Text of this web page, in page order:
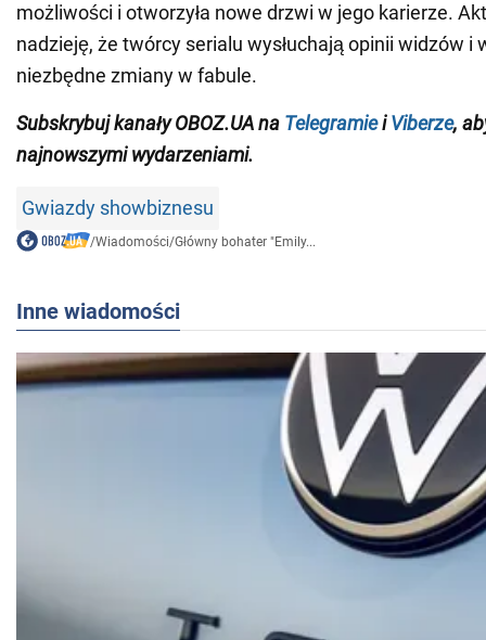
możliwości i otworzyła nowe drzwi w jego karierze.
nadzieję, że twórcy serialu wysłuchają opinii widzów i
niezbędne zmiany w fabule.
Subskrybuj kanały OBOZ.UA na TelegramieiViberze,
najnowszymi wydarzeniami.
Gwiazdy showbiznesu
/Wiadomości/Główny bohater "Emily...
Inne wiadomości